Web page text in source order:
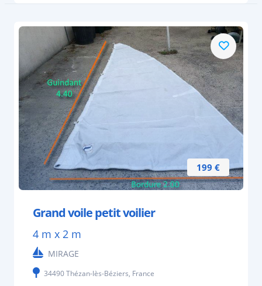
199 €
Grand voile petit voilier
4 m x 2 m
MIRAGE
34490 Thézan-lès-Béziers, France